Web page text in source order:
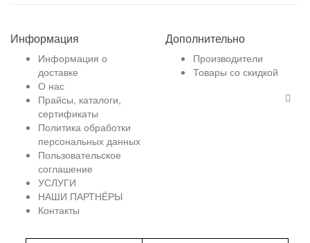
Информация
Информация о
доставке
О нас
Прайсы, каталоги,
сертификаты
Политика обработки
персональных данных
Пользовательское
соглашение
УСЛУГИ
НАШИ ПАРТНЁРЫ
Контакты
Дополнительно
Производители
Товары со скидкой